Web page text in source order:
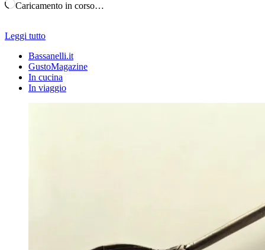
Caricamento in corso…
Leggi tutto
Bassanelli.it
GustoMagazine
In cucina
In viaggio